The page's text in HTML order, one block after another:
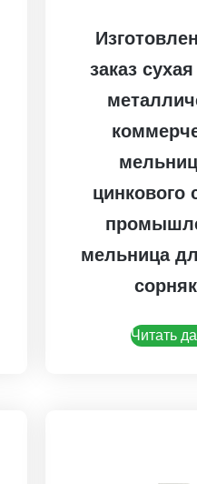
заказ
цинкового
мельница
Читать